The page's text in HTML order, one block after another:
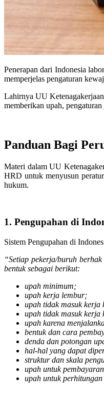
Penerapan dari Indonesia
memperjelas pengaturan
Lahirnya UU
memberikan upah,
Panduan Bagi
Materi dalam UU
HRD untuk menyusun
hukum.
1. Pengupahan di
Sistem Pengupahan di
“Setiap pekerja/buruh
bentuk sebagai berikut:
upah minimum;
upah kerja lembur;
upah tidak masuk kerja
upah tidak masuk
upah karena
bentuk dan cara
denda dan potongan
hal-hal yang dapat
struktur dan skala
upah untuk
upah untuk